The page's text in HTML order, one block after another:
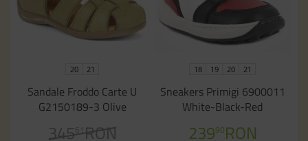
20 21
Sandale Froddo Carte U
G2150189-3 Olive
345 61RON
18 19 20 21
Sneakers Primigi 6900011
White-Black-Red
23990RON